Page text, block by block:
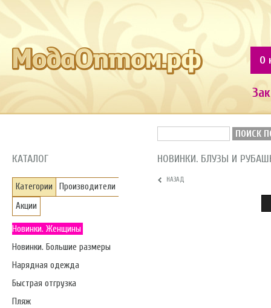
О
ПОИСК
КАТАЛОГ
Категории
Производители
Акции
Новинки. Женщины
Новинки. Большие размеры
Нарядная одежда
Быстрая отгрузка
Пляж
НОВИНКИ. БЛУЗЫ И
НАЗАД